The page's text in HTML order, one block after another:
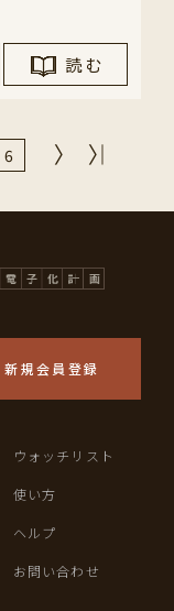
読 む
6
新規会員登録
ウォッチリスト
使い方
ヘルプ
お問い合わせ